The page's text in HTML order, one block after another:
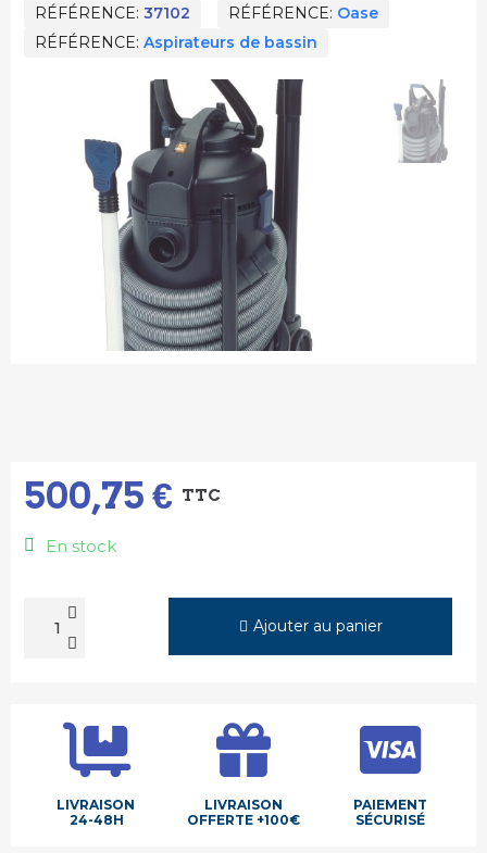
RÉFÉRENCE 37102 RÉFÉRENCE Oase
RÉFÉRENCE Aspirateurs de bassin
500,75 € TTC
En stock
Ajouter au panier
LIVRAISON
24-48H
LIVRAISON
OFFERTE +100€
PAIEMENT
SÉCURISÉ